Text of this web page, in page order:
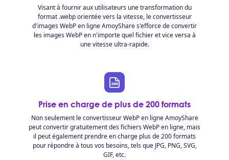
Visant à fournir aux utilisateurs une transformation du
format .webp orientée vers la vitesse, le convertisseur
d'images WebP en ligne AmoyShare s'efforce de convertir
les images WebP en n'importe quel fichier et vice versa à
une vitesse ultra-rapide.
Prise en charge de plus de 200 formats
Non seulement le convertisseur WebP en ligne AmoyShare
peut convertir gratuitement des fichiers WebP en ligne, mais
il peut également prendre en charge plus de 200 formats
pour répondre à tous vos besoins, tels que JPG, PNG, SVG,
GIF, etc.